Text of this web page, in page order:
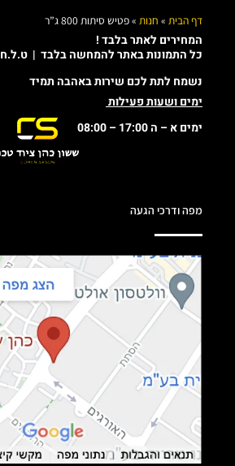
דף הבית » חנות »פטיש סיתות 800 ג”ר
המחירים לאתר בלבד !
כל התמונות באתר להמחשה בלבד | ט.ל.ח
נשמח לתת לכם שירות באהבה תמיד
ימים ושעות פעילות
ימים א – ה 17:00 – 08:00
מפה ודרכי הגעה